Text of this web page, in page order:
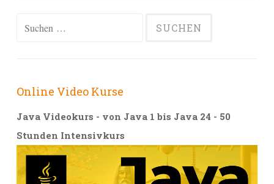
Suchen
Online Video Kurse
Java Videokurs - von Java 1 bis Java 24 - 50
Stunden Intensivkurs